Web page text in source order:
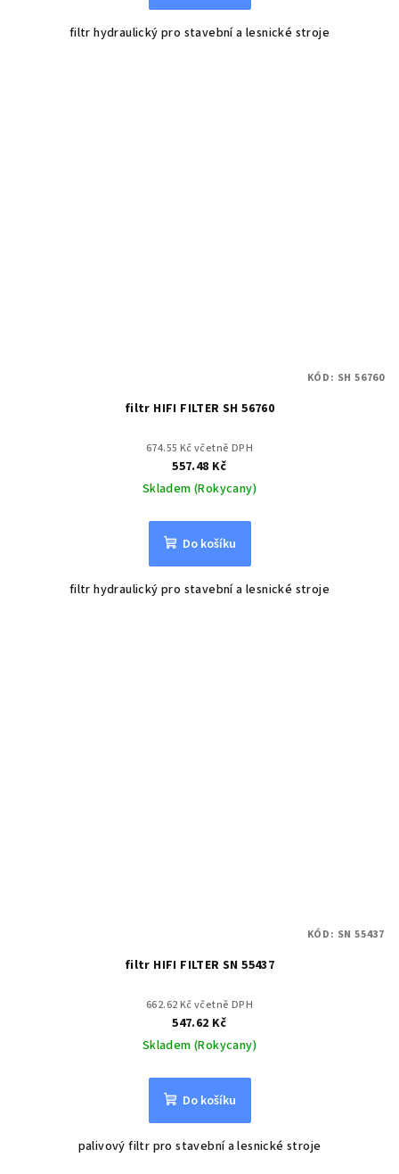
filtr hydraulický pro stavební a lesnické stroje
filtr HIFI FILTER SH 56760
674.55 Kč včetně DPH
557.48 Kč
Skladem (Rokycany)
Do košíku
filtr hydraulický pro stavební a lesnické stroje
KÓD: SH 56760
filtr HIFI FILTER SN 55437
662.62 Kč včetně DPH
547.62 Kč
Skladem (Rokycany)
Do košíku
palivový filtr pro stavební a lesnické stroje
KÓD: SN 55437